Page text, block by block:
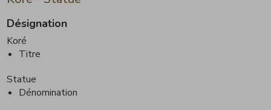
Désignation
Koré
Titre
Statue
Dénomination